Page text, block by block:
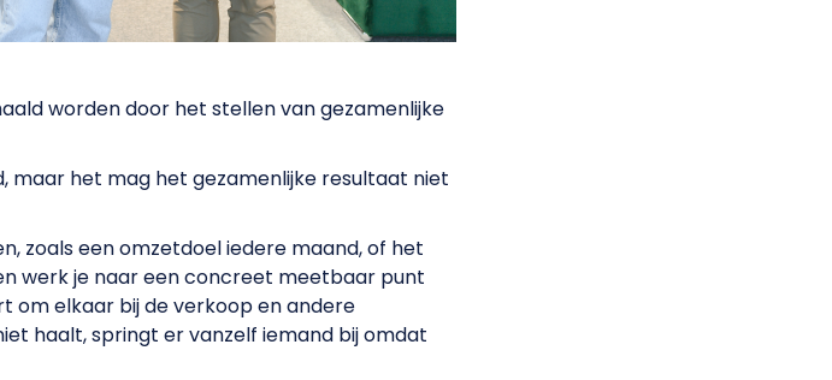
worden door het stellen van gezamenlijke
maar het mag het gezamenlijke resultaat niet
zoals een omzetdoel iedere maand, of het
werk je naar een concreet meetbaar punt
om elkaar bij de verkoop en andere
haalt, springt er vanzelf iemand bij omdat